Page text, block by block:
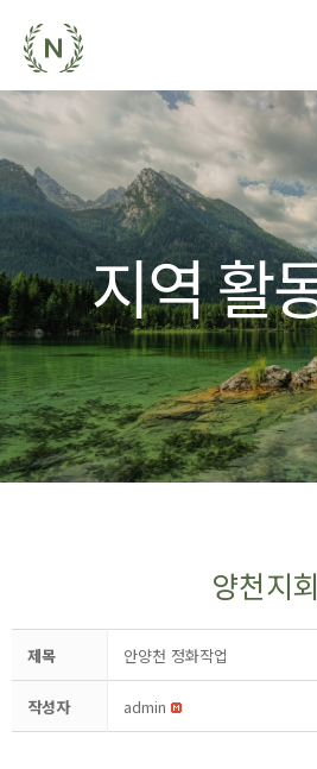
지역 활
양천지회
제목 안양천 정화작업
작성자 admin